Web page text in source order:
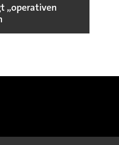
„operativen